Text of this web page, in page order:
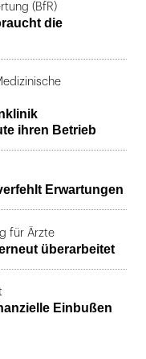
(BfR)
die
ihren Betrieb
Erwartungen
für Ärzte
überarbeitet
Einbußen